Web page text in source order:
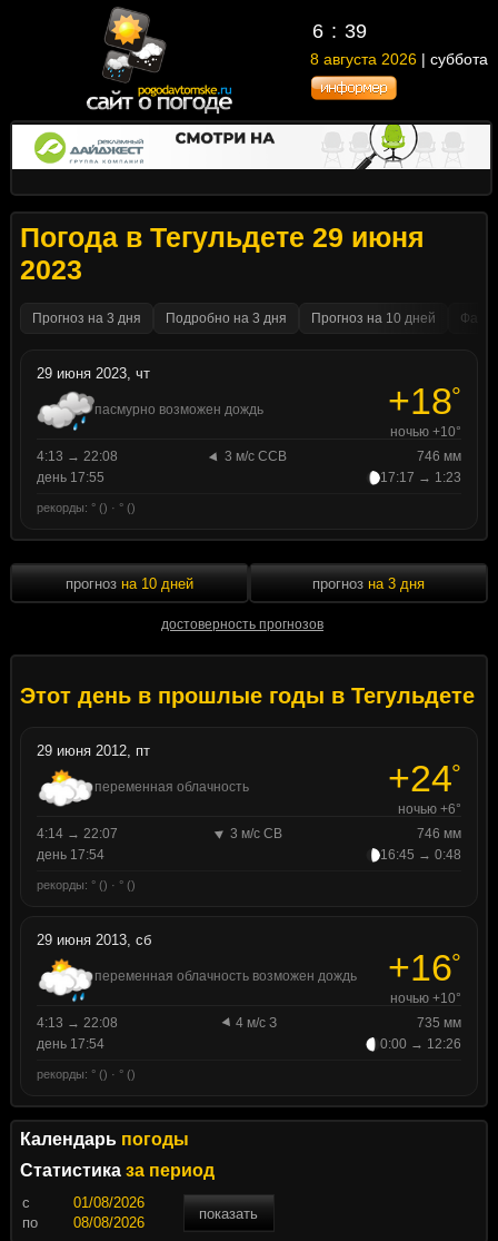
6 : 39
8 августа 2026 | суббота
Погода в Тегульдете 29 июня
2023
Прогноз на 3 дня Подробно на 3 дня Прогноз на 10 дней
29 июня 2023, чт
пасмурно возможен дождь +18°
ночью +10°
4:13 → 22:08
3 м/с ССВ
746 мм
день 17:55
17:17 → 1:23
рекорды: ° () · ° ()
прогноз на 10 дней
достоверность прогнозов
прогноз на 3 дня
Этот день в прошлые годы в Тегульдете
29 июня 2012, пт
переменная облачность +24°
ночью +6°
4:14 → 22:07
3 м/с СВ
746 мм
день 17:54
16:45 → 0:48
рекорды: ° () · ° ()
29 июня 2013, сб
переменная облачность возможен дождь +16°
ночью +10°
4:13 → 22:08
4 м/с З
735 мм
день 17:54
0:00 → 12:26
рекорды: ° () · ° ()
Календарь погоды
Статистика за период
c
показать
по